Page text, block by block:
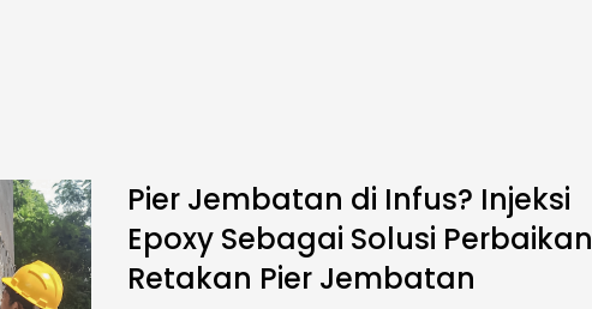
Pier Jembatan di Infus? Injeksi
Epoxy Sebagai Solusi Perbaikan
Retakan Pier Jembatan